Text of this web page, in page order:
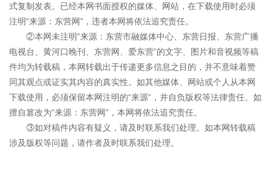
式复制发表。已经本网书面授权的媒体、网站，在下载使用时必须
注明“来源：东营网”，违者本网将依法追究责任。
②本网未注明“来源：东营市融媒体中心、东营日报、东营广播
电视台、黄河口晚刊、东营网、爱东营”的文字、图片和音视频等稿
件均为转载稿，本网转载出于传递更多信息之目的，并不意味着赞
同其观点或证实其内容的真实性。如其他媒体、网站或个人从本网
下载使用，必须保留本网注明的“来源”，并自负版权等法律责任。如
擅自篡改为“来源：东营网”，本网将依法追究责任。
③如对稿件内容有疑义，请及时联系我们处理。如本网转载稿
涉及版权等问题，请作者及时联系我们处理。